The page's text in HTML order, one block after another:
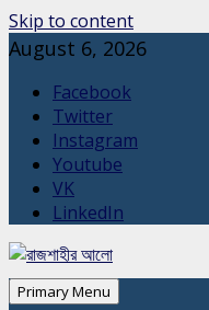
Skip to content
August 6, 2026
Facebook
Twitter
Instagram
Youtube
VK
LinkedIn
Primary Menu